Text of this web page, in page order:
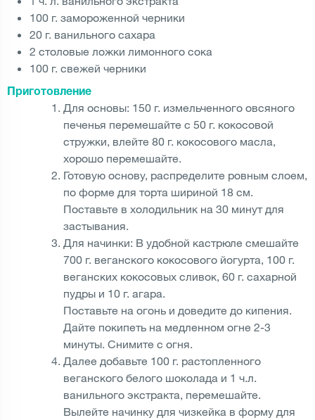
100 г. замороженной черники
20 г. ванильного сахара
2 столовые ложки лимонного сока
100 г. свежей черники
Приготовление
Для основы: 150 г. измельченного овсяного
печенья перемешайте с 50 г. кокосовой
стружки, влейте 80 г. кокосового масла,
хорошо перемешайте.
Готовую основу, распределите ровным слоем,
по форме для торта шириной 18 см.
Поставьте в холодильник на 30 минут для
застывания.
Для начинки: В удобной кастрюле смешайте
700 г. веганского кокосового йогурта, 100 г.
веганских кокосовых сливок, 60 г. сахарной
пудры и 10 г. агара.
Поставьте на огонь и доведите до кипения.
Дайте покипеть на медленном огне 2-3
минуты. Снимите с огня.
Далее добавьте 100 г. растопленного
веганского белого шоколада и 1 ч.л.
ванильного экстракта, перемешайте.
Вылейте начинку для чизкейка в форму для